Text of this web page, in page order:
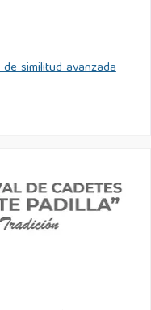
similitud avanzada